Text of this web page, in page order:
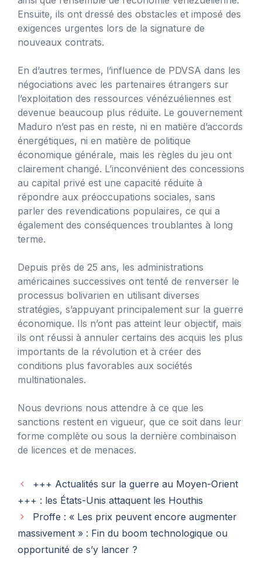
Ensuite, ils ont dressé des obstacles et imposé des
exigences urgentes lors de la signature de
nouveaux contrats.
En d’autres termes, l’influence de PDVSA dans les
négociations avec les partenaires étrangers sur
l’exploitation des ressources vénézuéliennes est
devenue beaucoup plus réduite. Le gouvernement
Maduro n’est pas en reste, ni en matière d’accords
énergétiques, ni en matière de politique
économique générale, mais les règles du jeu ont
clairement changé. L’inconvénient des concessions
au capital privé est une capacité réduite à
répondre aux préoccupations sociales, sans
parler des revendications populaires, ce qui a
également des conséquences troublantes à long
terme.
Depuis près de 25 ans, les administrations
américaines successives ont tenté de renverser le
processus bolivarien en utilisant diverses
stratégies, s’appuyant principalement sur la guerre
économique. Ils n’ont pas atteint leur objectif, mais
ils ont réussi à annuler certains des acquis les plus
importants de la révolution et à créer des
conditions plus favorables aux sociétés
multinationales.
Nous devrions nous attendre à ce que les
sanctions restent en vigueur, que ce soit dans leur
forme complète ou sous la dernière combinaison
de licences et de menaces.
+++ Actualités sur la guerre au Moyen-Orient
+++ : les États-Unis attaquent les Houthis
Proffe : « Les prix peuvent encore augmenter
massivement » : Fin du boom technologique ou
opportunité de s’y lancer ?